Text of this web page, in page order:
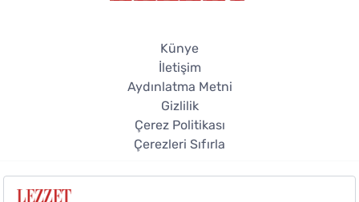
Künye
İletişim
Aydınlatma Metni
Gizlilik
Çerez Politikası
Çerezleri Sıfırla